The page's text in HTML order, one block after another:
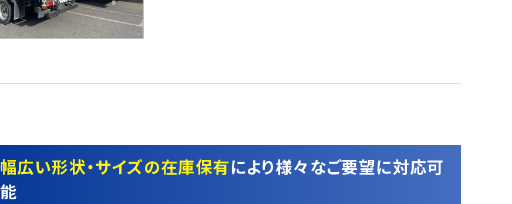
幅広い形状・サイズの在庫保有により様々なご要望に対応可
能